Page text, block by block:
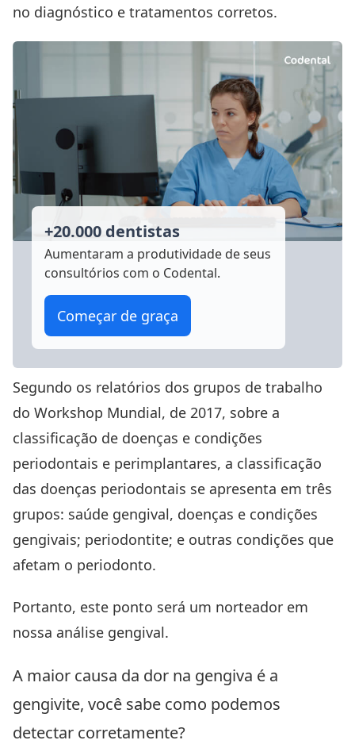
no diagnóstico e tratamentos corretos.
+20.000 dentistas
Aumentaram a produtividade de seus
consultórios com o Codental.
Começar de graça
Segundo os relatórios dos grupos de trabalho
do Workshop Mundial, de 2017, sobre a
classificação de doenças e condições
periodontais e perimplantares, a classificação
das doenças periodontais se apresenta em três
grupos: saúde gengival, doenças e condições
gengivais; periodontite; e outras condições que
afetam o periodonto.
Portanto, este ponto será um norteador em
nossa análise gengival.
A maior causa da dor na gengiva é a
gengivite, você sabe como podemos
detectar corretamente?